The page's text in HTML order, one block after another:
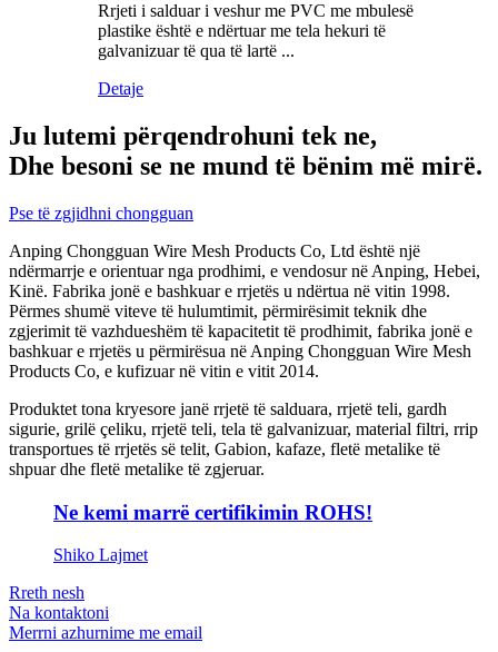
Rrjeti i salduar i veshur me PVC me mbulesë
plastike është e ndërtuar me tela hekuri të
galvanizuar të qua të lartë ...
Detaje
Ju lutemi përqendrohuni tek ne,
Dhe besoni se ne mund të bënim më mirë.
Pse të zgjidhni chongguan
Anping Chongguan Wire Mesh Products Co, Ltd është një
ndërmarrje e orientuar nga prodhimi, e vendosur në Anping, Hebei,
Kinë. Fabrika jonë e bashkuar e rrjetës u ndërtua në vitin 1998.
Përmes shumë viteve të hulumtimit, përmirësimit teknik dhe
zgjerimit të vazhdueshëm të kapacitetit të prodhimit, fabrika jonë e
bashkuar e rrjetës u përmirësua në Anping Chongguan Wire Mesh
Products Co, e kufizuar në vitin e vitit 2014.
Produktet tona kryesore janë rrjetë të salduara, rrjetë teli, gardh
sigurie, grilë çeliku, rrjetë teli, tela të galvanizuar, material filtri, rrip
transportues të rrjetës së telit, Gabion, kafaze, fletë metalike të
shpuar dhe fletë metalike të zgjeruar.
Ne kemi marrë certifikimin ROHS!
Shiko Lajmet
Rreth nesh
Na kontaktoni
Merrni azhurnime me email